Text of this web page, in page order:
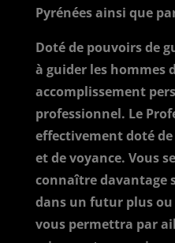
Pyrénées ainsi que
Doté de pouvoirs de
à guider les hommes
accomplissement
professionnel. Le
effectivement doté
et de voyance. Vous
connaître davantage
dans un futur plus ou
vous permettra par